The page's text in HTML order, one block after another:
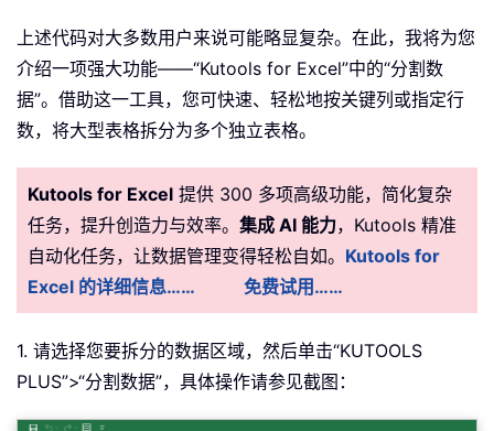
上述代码对大多数用户来说可能略显复杂。在此，我将为您
介绍一项强大功能——“Kutools for Excel”中的“分割数
据”。借助这一工具，您可快速、轻松地按关键列或指定行
数，将大型表格拆分为多个独立表格。
Kutools for Excel 提供 300 多项高级功能，简化复杂
任务，提升创造力与效率。 集成 AI 能力，Kutools 精准
自动化任务，让数据管理变得轻松自如。 Kutools for
Excel 的详细信息……
免费试用……
1. 请选择您要拆分的数据区域，然后单击“KUTOOLS
PLUS”>“分割数据”，具体操作请参见截图：